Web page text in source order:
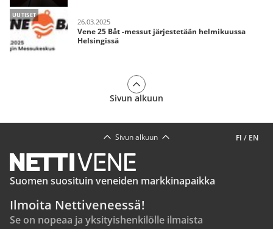
UUTISET
26.03.2025
Vene 25 Båt -messut järjestetään helmikuussa
Helsingissä
Sivun alkuun
FI / EN
Sivun alkuun
Suomen suosituin veneiden markkinapaikka
Ilmoita Nettiveneessä!
Se on nopeaa ja yksityishenkilölle ilmaista